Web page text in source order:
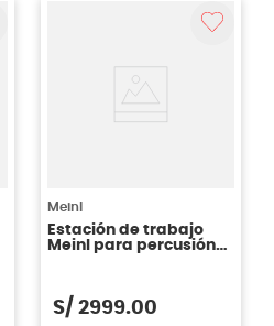
Meinl
Estación de trabajo
Meinl para percusión
S/ 2999.00